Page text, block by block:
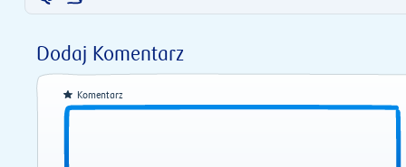
Dodaj Komentarz
Komentarz